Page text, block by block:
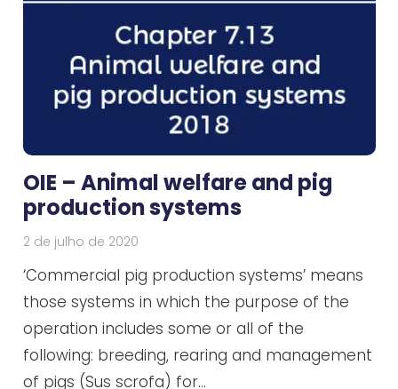
OIE – Animal welfare and pig
production systems
2 de julho de 2020
‘Commercial pig production systems’ means
those systems in which the purpose of the
operation includes some or all of the
following: breeding, rearing and management
of pigs (Sus scrofa) for…